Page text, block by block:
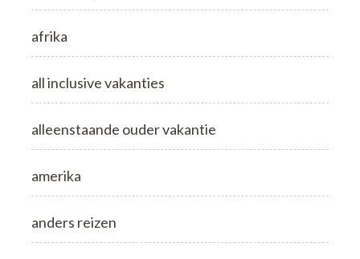
afrika
all inclusive vakanties
alleenstaande ouder vakantie
amerika
anders reizen